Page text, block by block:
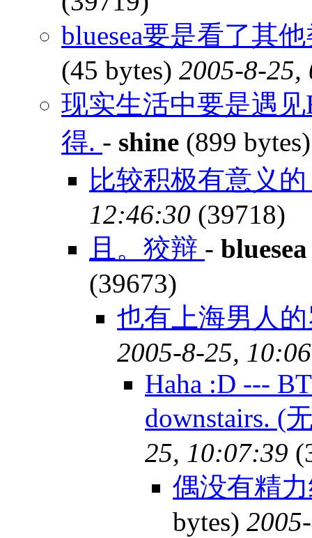
bluesea要是看了其
(45 bytes) 2005-8-25,
现实生活中要是遇
得. - shine (899
比较积极有意义
12:46:30 (39718)
且。狡辩 - bluesea
(39673)
也有上海男人
2005-8-25,
Haha :D ---
downstairs. (
25, 10:07:39
偶没有精
bytes)